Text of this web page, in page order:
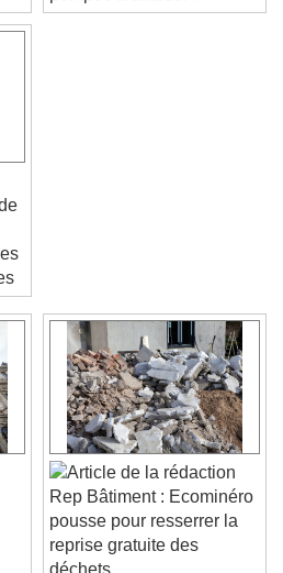
Skip Forward
behind liveLIVE
pompes à chaleur ?
Rep Bâtiment : Ecominéro
pousse pour resserrer la
reprise gratuite des